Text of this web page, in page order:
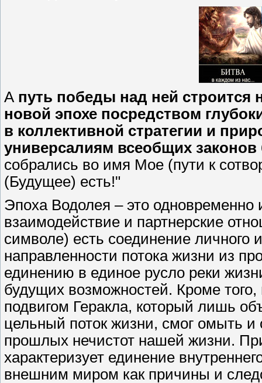
А путь победы над ней
новой эпохе посредством
в коллективной стратегии и
универсалиям всеобщих
собрались во имя Мое (пути к
(Будущее) есть!"
Эпоха Водолея – это
взаимодействие и партнерские
символе) есть соединение личного
направленности потока жизни из
единению в единое русло реки
будущих возможностей. Кроме
подвигом Геракла, который лишь
цельный поток жизни, смог омыть
прошлых нечистот нашей жизни.
характеризует единение
внешним миром как причины и